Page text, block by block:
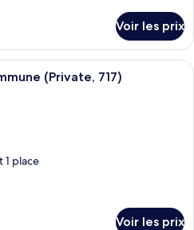
Voir les prix
Un lit superposé avec un téléviseur
(Private, 717)
1 place
Voir les prix